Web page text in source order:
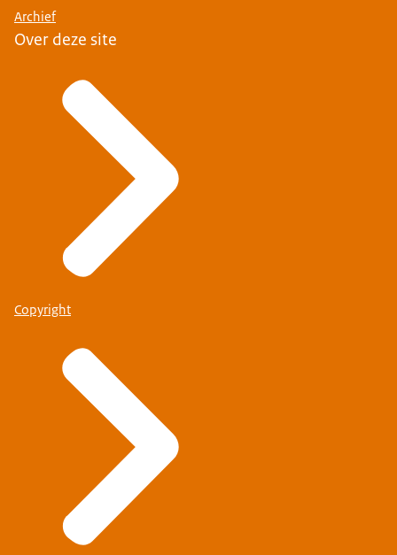
Archief
Over deze site
Copyright